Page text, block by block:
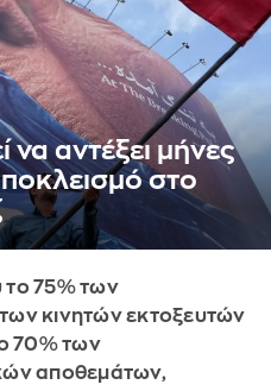
να αντέξει μήνες
στο
το 75% των
κινητών εκτοξευτών
70% των
αποθεμάτων,